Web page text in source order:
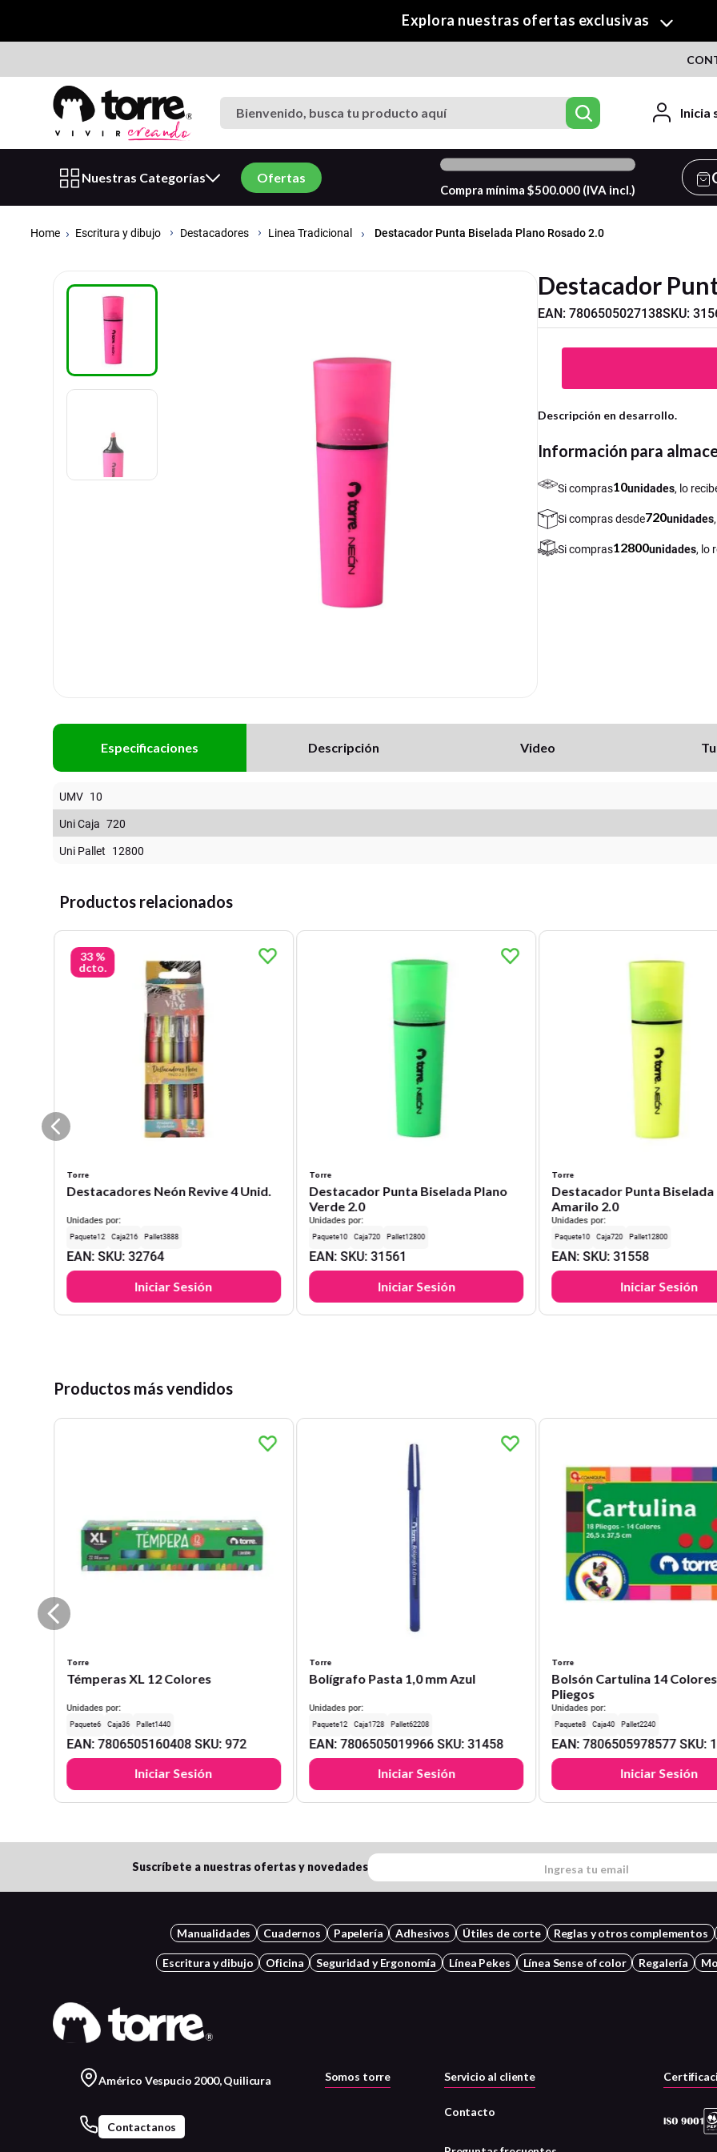
¡Descubre nuestra colección de Crafty!
Bienvenido, busca tu producto aquí
Inicia
Nuestras Categorías Ofertas
Compra mínima $500.000(IVA incl.)
Escritura y dibujo Destacadores Linea Tradicional Destacador Punta Biselada Plano Rosado 2.0
Destacador
EAN: 7806505027138SKU:
Descripción en desarrollo.
Información para
Si compras10unidades, lo
Si compras desde720unidades
Si compras12800unidades, lo
Especificaciones Descripción Video
UMV 10
Uni Caja 720
Uni Pallet 12800
Productos relacionados
33 %
dcto.
Torre
Destacadores Neón Revive 4 Unid.
Unidades por:
12 216 3888
EAN: SKU:32764
Iniciar Sesión
Torre
Destacador Punta Biselada Plano
Verde 2.0
Unidades por:
10 720 12800
EAN: SKU:31561
Iniciar Sesión
Torre
Destacador Punta Biselada
Amarilo 2.0
Unidades por:
10 720 12800
EAN: SKU:31558
Iniciar Sesión
Productos más vendidos
Torre
Témperas XL 12 Colores
Unidades por:
6 36 1440
EAN:7806505160408 SKU:972
Iniciar Sesión
Torre
Bolígrafo Pasta 1,0 mm Azul
Unidades por:
12 1728 62208
EAN:7806505019966 SKU:31458
Iniciar Sesión
Torre
Bolsón Cartulina 14
Pliegos
Unidades por:
8 40 2240
EAN:7806505978577 SKU:
Iniciar Sesión
Suscríbete a nuestras ofertas y novedades
Manualidades Cuadernos Papelería Adhesivos Útiles de corte Reglas y otros complementos
Escritura y dibujo Oficina Seguridad y Ergonomía Línea Pekes Línea Sense of color Regalería
Américo Vespucio 2000, Quilicura
Contactanos
Somos torre Servicio al cliente
Contacto
Términos más buscados
1. cuaderno
2. carpeta
3. goma eva
cuadernos
estuche
harry potter
8. carpetas
lapiz